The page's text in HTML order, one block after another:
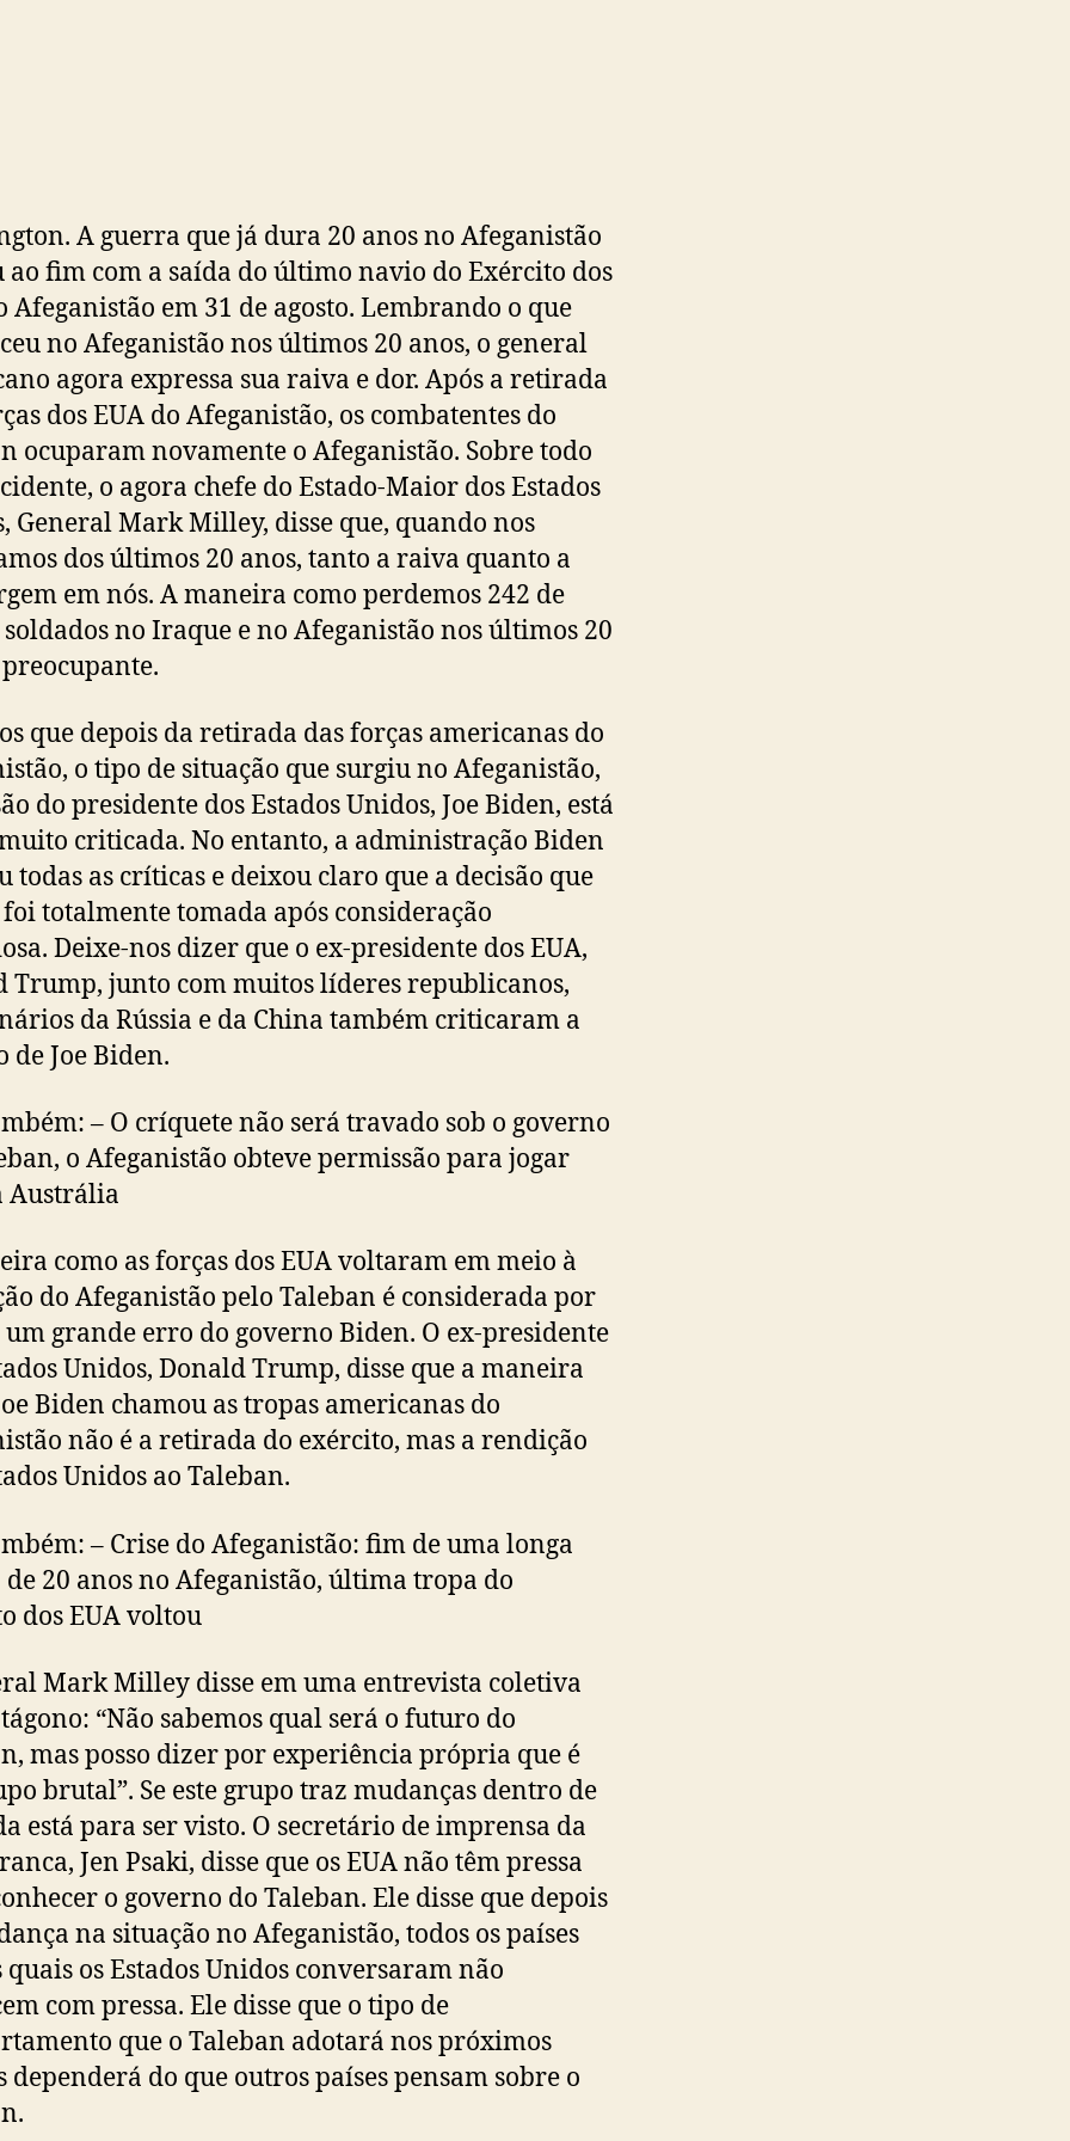
A guerra que já dura 20 anos no Afeganistão
ao fim com a saída do último navio do Exército dos
Afeganistão em 31 de agosto. Lembrando o que
no Afeganistão nos últimos 20 anos, o general
agora expressa sua raiva e dor. Após a retirada
dos EUA do Afeganistão, os combatentes do
ocuparam novamente o Afeganistão. Sobre todo
o agora chefe do Estado-Maior dos Estados
General Mark Milley, disse que, quando nos
dos últimos 20 anos, tanto a raiva quanto a
em nós. A maneira como perdemos 242 de
soldados no Iraque e no Afeganistão nos últimos 20
que depois da retirada das forças americanas do
o tipo de situação que surgiu no Afeganistão,
do presidente dos Estados Unidos, Joe Biden, está
criticada. No entanto, a administração Biden
todas as críticas e deixou claro que a decisão que
totalmente tomada após consideração
Deixe-nos dizer que o ex-presidente dos EUA,
Trump, junto com muitos líderes republicanos,
da Rússia e da China também criticaram a
de Joe Biden.
– O críquete não será travado sob o governo
o Afeganistão obteve permissão para jogar
Austrália
como as forças dos EUA voltaram em meio à
do Afeganistão pelo Taleban é considerada por
grande erro do governo Biden. O ex-presidente
Unidos, Donald Trump, disse que a maneira
Biden chamou as tropas americanas do
não é a retirada do exército, mas a rendição
Unidos ao Taleban.
– Crise do Afeganistão: fim de uma longa
20 anos no Afeganistão, última tropa do
dos EUA voltou
Mark Milley disse em uma entrevista coletiva
“Não sabemos qual será o futuro do
mas posso dizer por experiência própria que é
brutal”. Se este grupo traz mudanças dentro de
está para ser visto. O secretário de imprensa da
Jen Psaki, disse que os EUA não têm pressa
o governo do Taleban. Ele disse que depois
na situação no Afeganistão, todos os países
quais os Estados Unidos conversaram não
com pressa. Ele disse que o tipo de
que o Taleban adotará nos próximos
dependerá do que outros países pensam sobre o